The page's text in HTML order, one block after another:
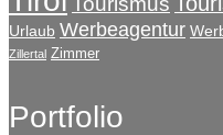
Urlaub Werbeagentur
Zillertal Zimmer
Portfolio